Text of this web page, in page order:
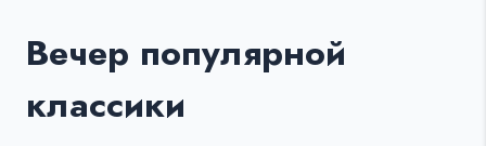
Вечер популярной
классики